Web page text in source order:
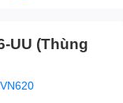
UU (Thùng